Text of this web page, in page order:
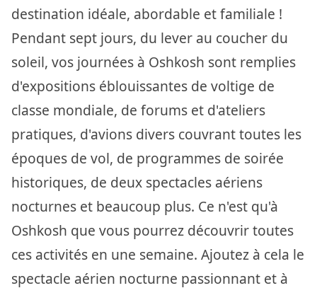
destination idéale, abordable et familiale !
Pendant sept jours, du lever au coucher du
soleil, vos journées à Oshkosh sont remplies
d'expositions éblouissantes de voltige de
classe mondiale, de forums et d'ateliers
pratiques, d'avions divers couvrant toutes les
époques de vol, de programmes de soirée
historiques, de deux spectacles aériens
nocturnes et beaucoup plus. Ce n'est qu'à
Oshkosh que vous pourrez découvrir toutes
ces activités en une semaine. Ajoutez à cela le
spectacle aérien nocturne passionnant et à